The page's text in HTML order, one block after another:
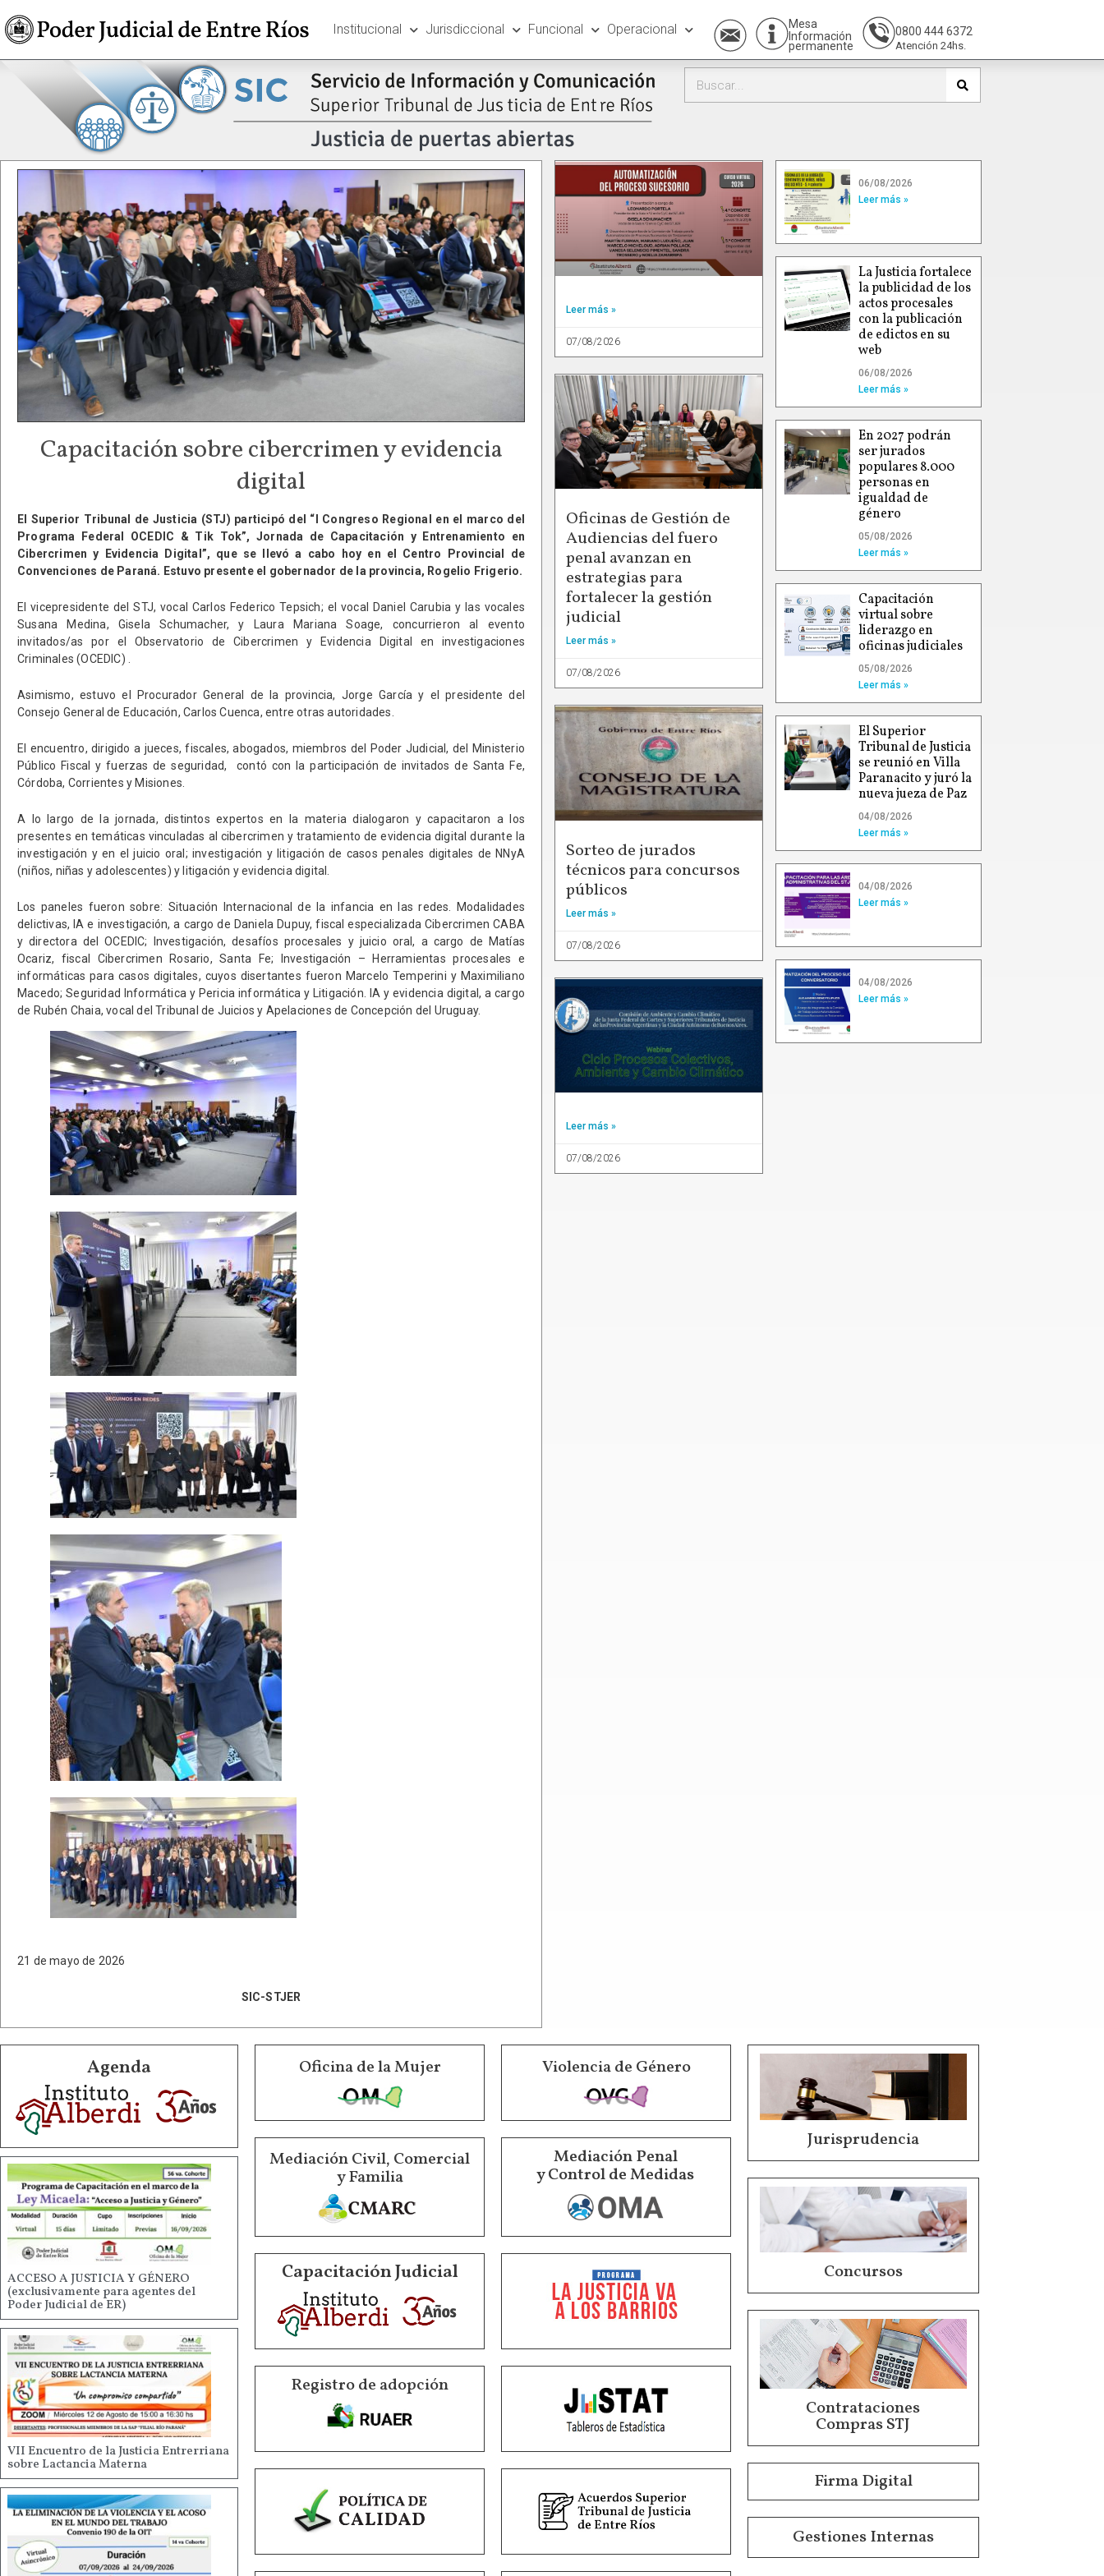
Institucional Jurisdiccional Funcional Operacional
Mesa
Información
permanente
0800 444 6372
Atención 24hs.
Capacitación sobre cibercrimen y evidencia
digital
El Superior Tribunal de Justicia (STJ) participó del “I Congreso Regional en el marco del
Programa Federal OCEDIC & Tik Tok”, Jornada de Capacitación y Entrenamiento en
Cibercrimen y Evidencia Digital”, que se llevó a cabo hoy en el Centro Provincial de
Convenciones de Paraná. Estuvo presente el gobernador de la provincia, Rogelio Frigerio.
El vicepresidente del STJ, vocal Carlos Federico Tepsich; el vocal Daniel Carubia y las vocales
Susana Medina, Gisela Schumacher, y Laura Mariana Soage, concurrieron al evento
invitados/as por el Observatorio de Cibercrimen y Evidencia Digital en investigaciones
Criminales (OCEDIC) .
Asimismo, estuvo el Procurador General de la provincia, Jorge García y el presidente del
Consejo General de Educación, Carlos Cuenca, entre otras autoridades.
El encuentro, dirigido a jueces, fiscales, abogados, miembros del Poder Judicial, del Ministerio
Público Fiscal y fuerzas de seguridad, contó con la participación de invitados de Santa Fe,
Córdoba, Corrientes y Misiones.
A lo largo de la jornada, distintos expertos en la materia dialogaron y capacitaron a los
presentes en temáticas vinculadas al cibercrimen y tratamiento de evidencia digital durante la
investigación y en el juicio oral; investigación y litigación de casos penales digitales de NNyA
(niños, niñas y adolescentes) y litigación y evidencia digital.
Los paneles fueron sobre: Situación Internacional de la infancia en las redes. Modalidades
delictivas, IA e investigación, a cargo de Daniela Dupuy, fiscal especializada Cibercrimen CABA
y directora del OCEDIC; Investigación, desafíos procesales y juicio oral, a cargo de Matías
Ocariz, fiscal Cibercrimen Rosario, Santa Fe; Investigación – Herramientas procesales e
informáticas para casos digitales, cuyos disertantes fueron Marcelo Temperini y Maximiliano
Macedo; Seguridad Informática y Pericia informática y Litigación. IA y evidencia digital, a cargo
de Rubén Chaia, vocal del Tribunal de Juicios y Apelaciones de Concepción del Uruguay.
21 de mayo de 2026
SIC-STJER
Leer más »
07/08/2026
Oficinas de Gestión de
Audiencias del fuero
penal avanzan en
estrategias para
fortalecer la gestión
judicial
Leer más »
07/08/2026
Sorteo de jurados
técnicos para concursos
públicos
Leer más »
07/08/2026
Leer más »
07/08/2026
06/08/2026
Leer más »
La Justicia fortalece
la publicidad de los
actos procesales
con la publicación
de edictos en su
web
06/08/2026
Leer más »
En 2027 podrán
ser jurados
populares 8.000
personas en
igualdad de
género
05/08/2026
Leer más »
Capacitación
virtual sobre
liderazgo en
oficinas judiciales
05/08/2026
Leer más »
El Superior
Tribunal de Justicia
se reunió en Villa
Paranacito y juró la
nueva jueza de Paz
04/08/2026
Leer más »
04/08/2026
Leer más »
04/08/2026
Leer más »
Agenda
ACCESO A JUSTICIA Y GÉNERO
(exclusivamente para agentes del
Poder Judicial de ER)
VII Encuentro de la Justicia Entrerriana
sobre Lactancia Materna
Oficina de la Mujer Violencia de Género
Mediación Civil, Comercial
y Familia
Mediación Penal
y Control de Medidas
Capacitación Judicial
Registro de adopción
Jurisprudencia
Concursos
Contrataciones
Compras STJ
Firma Digital
Gestiones Internas